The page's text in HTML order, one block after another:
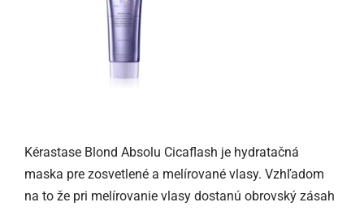
Kérastase Blond Absolu Cicaflash je hydratačná
maska pre zosvetlené a melírované vlasy. Vzhľadom
na to že pri melírovanie vlasy dostanú obrovský zásah